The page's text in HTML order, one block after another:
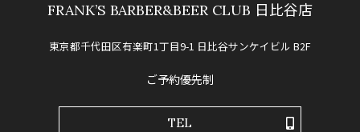
FRANK’S BARBER&BEER CLUB 日比谷店
東京都千代田区有楽町1丁目9-1 日比谷サンケイビル B2F
ご予約優先制
TEL